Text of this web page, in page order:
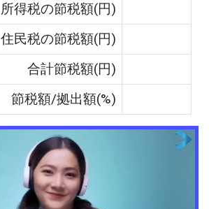
所得税の節税額(円)
住民税の節税額(円)
合計節税額(円)
節税額/拠出額(%)